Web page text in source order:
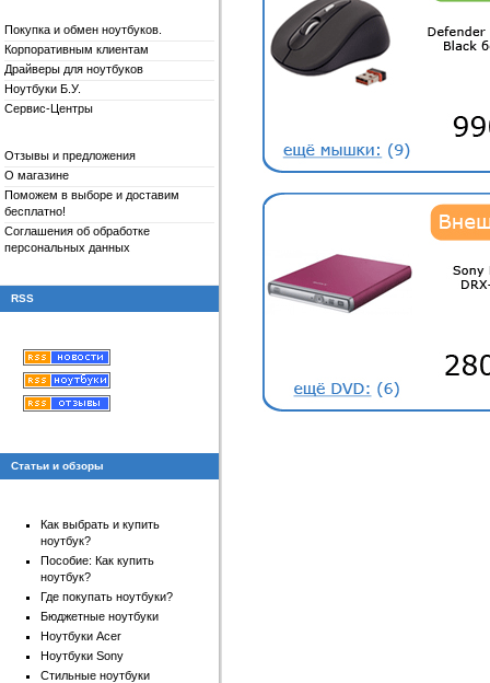
Покупка и обмен ноутбуков.
Корпоративным клиентам
Драйверы для ноутбуков
Ноутбуки Б.У.
Сервис-Центры
Отзывы и предложения
О магазине
Поможем в выборе и доставим
бесплатно!
Соглашения об обработке
персональных данных
RSS
Статьи и обзоры
Как выбрать и купить
ноутбук?
Пособие: Как купить
ноутбук?
Где покупать ноутбуки?
Бюджетные ноутбуки
Ноутбуки Acer
Ноутбуки Sony
Стильные ноутбуки